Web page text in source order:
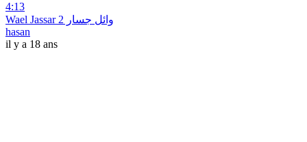
4:13
Wael Jassar وائل جسار 2
hasan
il y a 18 ans